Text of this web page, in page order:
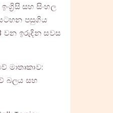
සහ සිංහල
පසුගිය
වන ඉරුදින සවස
මාතෘකාව:
බලය සහ